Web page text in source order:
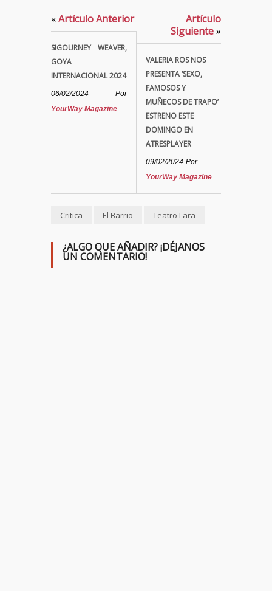
«Artículo Anterior
SIGOURNEY WEAVER,
GOYA
INTERNACIONAL 2024
06/02/2024
Por
YourWay Magazine
Artículo
Siguiente»
VALERIA ROS NOS
PRESENTA ‘SEXO,
FAMOSOS Y
MUÑECOS DE TRAPO’
ESTRENO ESTE
DOMINGO EN
ATRESPLAYER
09/02/2024 Por
YourWay Magazine
Critica El Barrio Teatro Lara
¿ALGO QUE AÑADIR? ¡DÉJANOS
UN COMENTARIO!